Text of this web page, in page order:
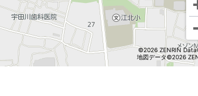
©2026 ZENRIN
地図データ©2026